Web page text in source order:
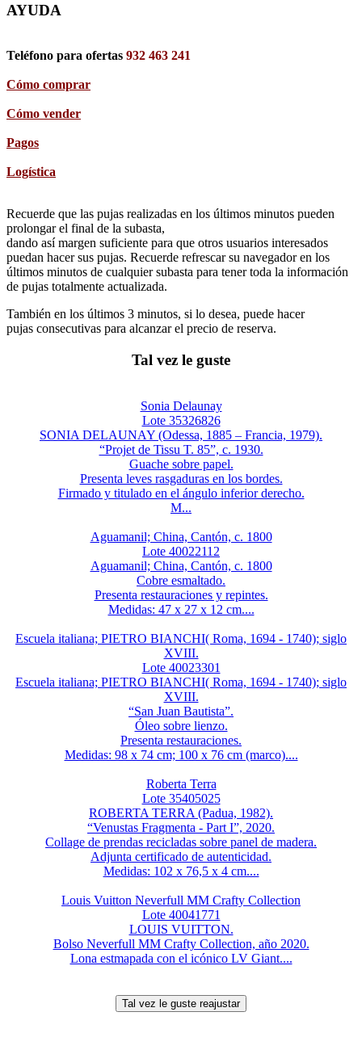
AYUDA
Teléfono para ofertas 932 463 241
Cómo comprar
Cómo vender
Pagos
Logística
Recuerde que las pujas realizadas en los últimos minutos pueden
prolongar el final de la subasta,
dando así margen suficiente para que otros usuarios interesados
puedan hacer sus pujas. Recuerde refrescar su navegador en los
últimos minutos de cualquier subasta para tener toda la información
de pujas totalmente actualizada.
También en los últimos 3 minutos, si lo desea, puede hacer
pujas consecutivas para alcanzar el precio de reserva.
Tal vez le guste
Sonia Delaunay
Lote 35326826
SONIA DELAUNAY (Odessa, 1885 – Francia, 1979).
“Projet de Tissu T. 85”, c. 1930.
Guache sobre papel.
Presenta leves rasgaduras en los bordes.
Firmado y titulado en el ángulo inferior derecho.
M...
Aguamanil; China, Cantón, c. 1800
Lote 40022112
Aguamanil; China, Cantón, c. 1800
Cobre esmaltado.
Presenta restauraciones y repintes.
Medidas: 47 x 27 x 12 cm....
Escuela italiana; PIETRO BIANCHI( Roma, 1694 - 1740); siglo
XVIII.
Lote 40023301
Escuela italiana; PIETRO BIANCHI( Roma, 1694 - 1740); siglo
XVIII.
“San Juan Bautista”.
Óleo sobre lienzo.
Presenta restauraciones.
Medidas: 98 x 74 cm; 100 x 76 cm (marco)....
Roberta Terra
Lote 35405025
ROBERTA TERRA (Padua, 1982).
“Venustas Fragmenta - Part I”, 2020.
Collage de prendas recicladas sobre panel de madera.
Adjunta certificado de autenticidad.
Medidas: 102 x 76,5 x 4 cm....
Louis Vuitton Neverfull MM Crafty Collection
Lote 40041771
LOUIS VUITTON.
Bolso Neverfull MM Crafty Collection, año 2020.
Lona estmapada con el icónico LV Giant....